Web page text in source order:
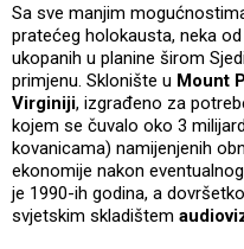
Sa sve manjim
pratećeg holokausta, neka
ukopanih u planine širom
primjenu. Sklonište u Mount
Virginiji, izgrađeno za
kojem se čuvalo oko 3
kovanicama) namijenjenih
ekonomije nakon
je 1990-ih godina, a
svjetskim skladištem